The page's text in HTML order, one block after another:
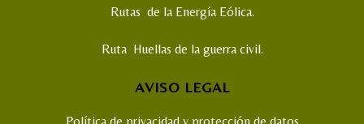
Rutas de la Energía Eólica.
Ruta Huellas de la guerra civil.
AVISO LEGAL